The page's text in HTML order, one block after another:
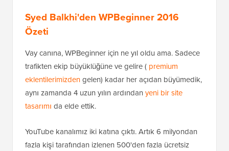
Syed Balkhi'den WPBeginner 2016
Özeti
Vay canına, WPBeginner için ne yıl oldu ama. Sadece
trafikten ekip büyüklüğüne ve gelire ( premium
eklentilerimizdengelen) kadar her açıdan büyümedik,
aynı zamanda 4 uzun yılın ardından yeni bir site
tasarımı da elde ettik.
YouTube kanalımız iki katına çıktı. Artık 6 milyondan
fazla kişi tarafından izlenen 500'den fazla ücretsiz